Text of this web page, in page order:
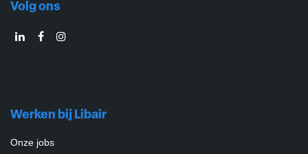
Volg ons
Werken bij Libair
Onze jobs